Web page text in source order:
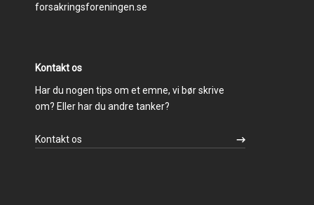
forsakringsforeningen.se
Kontakt os
Har du nogen tips om et emne, vi bør skrive
om? Eller har du andre tanker?
Kontakt os